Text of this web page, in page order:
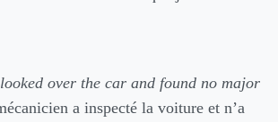
over the car and found no major
a inspecté la voiture et n’a